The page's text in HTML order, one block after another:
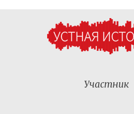
Участник